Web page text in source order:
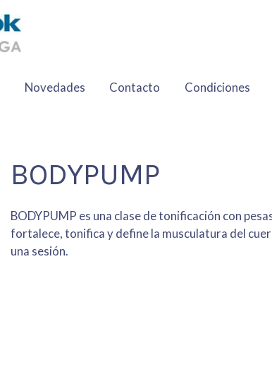
Novedades Contacto
Condiciones
BODYPUMP
BODYPUMP es una clase de tonificación con
fortalece, tonifica y define la musculatura del
una sesión.